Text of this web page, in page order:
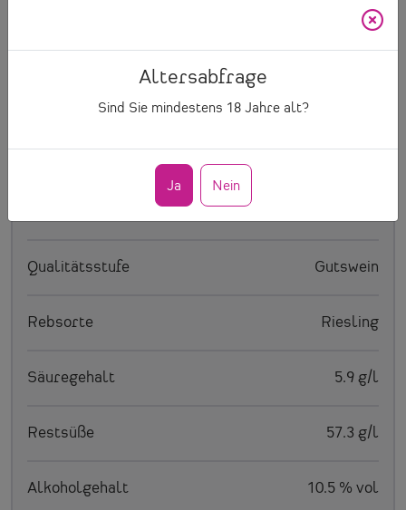
Altersabfrage
Sind Sie mindestens 18Jahre alt?
Ja Nein
Artikelnummer 604
Qualitätsstufe Gutswein
Rebsorte Riesling
Säuregehalt 5.9 g/l
Restsüße 57.3 g/l
Alkoholgehalt 10.5 % vol